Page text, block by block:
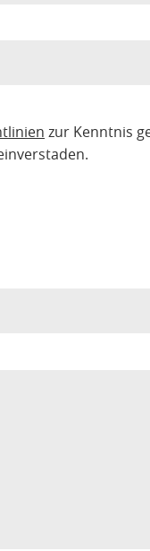
zur Kenntnis